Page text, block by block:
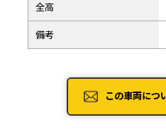
全高
備考
この車両につ